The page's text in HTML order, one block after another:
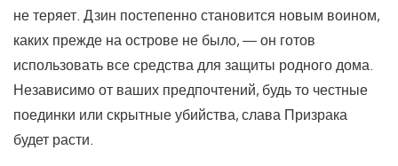
не теряет. Дзин постепенно становится новым воином,
каких прежде на острове не было, — он готов
использовать все средства для защиты родного дома.
Независимо от ваших предпочтений, будь то честные
поединки или скрытные убийства, слава Призрака
будет расти.